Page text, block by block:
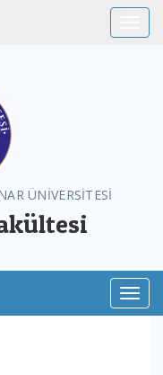
ÜNİVERSİTESİ